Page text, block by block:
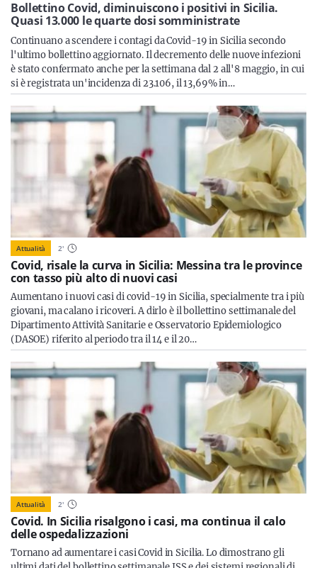
Servizi
Resta sempre aggiornato con le ultime news, iscriviti alla
nostra newsletter
Iscriviti
Bollettino Covid, diminuiscono i positivi in Sicilia.
Quasi 13.000 le quarte dosi somministrate
Continuano a scendere i contagi da Covid-19 in Sicilia secondo
l'ultimo bollettino aggiornato. Il decremento delle nuove infezioni
è stato confermato anche per la settimana dal 2 all'8 maggio, in cui
si è registrata un'incidenza di 23.106, il 13,69% in…
Attualità 2'
Covid, risale la curva in Sicilia: Messina tra le province
con tasso più alto di nuovi casi
Aumentano i nuovi casi di covid-19 in Sicilia, specialmente tra i più
giovani, ma calano i ricoveri. A dirlo è il bollettino settimanale del
Dipartimento Attività Sanitarie e Osservatorio Epidemiologico
(DASOE) riferito al periodo tra il 14 e il 20…
Attualità 2'
Covid. In Sicilia risalgono i casi, ma continua il calo
delle ospedalizzazioni
Tornano ad aumentare i casi Covid in Sicilia. Lo dimostrano gli